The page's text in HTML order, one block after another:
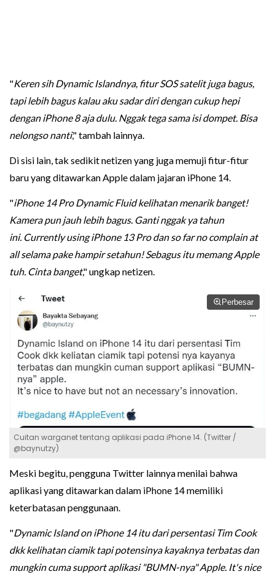
"Keren sih Dynamic Islandnya, fitur SOS satelit juga bagus,
tapi lebih bagus kalau aku sadar diri dengan cukup hepi
dengan iPhone 8 aja dulu. Nggak tega sama isi dompet. Bisa
nelongso nanti," tambah lainnya.
Di sisi lain, tak sedikit netizen yang juga memuji fitur-fitur
baru yang ditawarkan Apple dalam jajaran iPhone 14.
"iPhone 14 Pro Dynamic Fluid kelihatan menarik banget!
Kamera pun jauh lebih bagus. Ganti nggak ya tahun
ini. Currently using iPhone 13 Pro dan so far no complain at
all selama pake hampir setahun! Sebagus itu memang Apple
tuh. Cinta banget," ungkap netizen.
Perbesar
Cuitan warganet tentang aplikasi pada iPhone 14. (Twitter /
@baynutzy)
Meski begitu, pengguna Twitter lainnya menilai bahwa
aplikasi yang ditawarkan dalam iPhone 14 memiliki
keterbatasan penggunaan.
"Dynamic Island on iPhone 14 itu dari persentasi Tim Cook
dkk kelihatan ciamik tapi potensinya kayaknya terbatas dan
mungkin cuma support aplikasi "BUMN-nya" Apple. It's nice